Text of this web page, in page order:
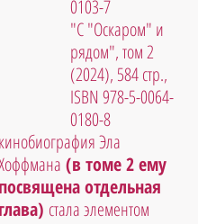
0103-7
"С "Оскаром" и
рядом", том 2
(2024), 584 стр.,
ISBN 978-5-0064-
0180-8
кинобиография Эла
(в томе 2 ему
посвящена отдельная
глава) стала элементом